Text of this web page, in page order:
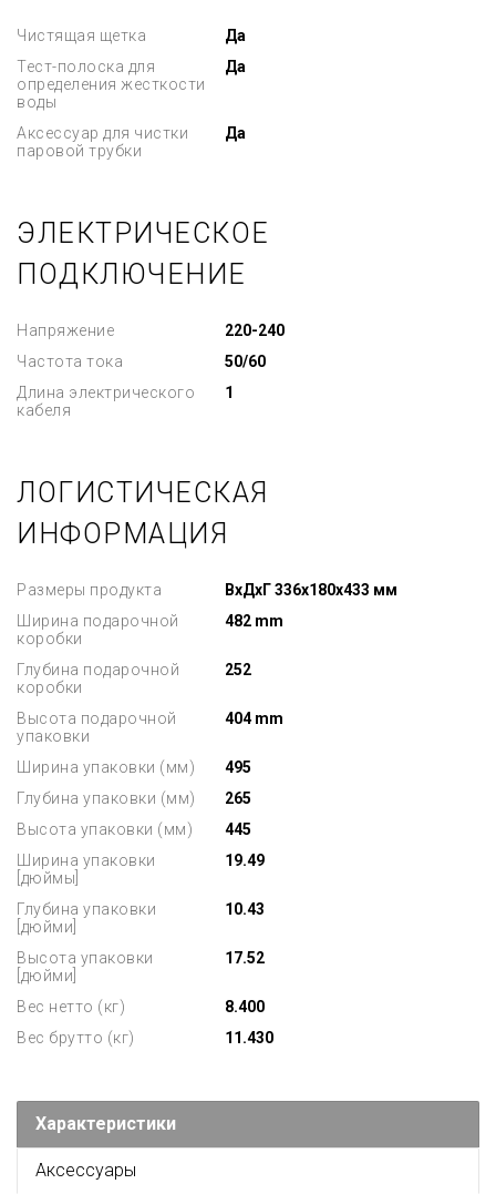
Чистящая щетка
Да
Тест-полоска для
определения жесткости
воды
Да
Аксессуар для чистки
паровой трубки
Да
ЭЛЕКТРИЧЕСКОЕ
ПОДКЛЮЧЕНИЕ
Напряжение
220-240
Частота тока
50/60
Длина электрического
кабеля
1
ЛОГИСТИЧЕСКАЯ
ИНФОРМАЦИЯ
Размеры продукта
ВxДxГ 336x180x433 мм
Ширина подарочной
коробки
482 mm
Глубина подарочной
коробки
252
Высота подарочной
упаковки
404 mm
Ширина упаковки (мм)
495
Глубина упаковки (мм)
265
Высота упаковки (мм)
445
Ширина упаковки
[дюймы]
19.49
Глубина упаковки
[дюйми]
10.43
Высота упаковки
[дюйми]
17.52
Вес нетто (кг)
8.400
Вес брутто (кг)
11.430
Характеристики
Аксессуары